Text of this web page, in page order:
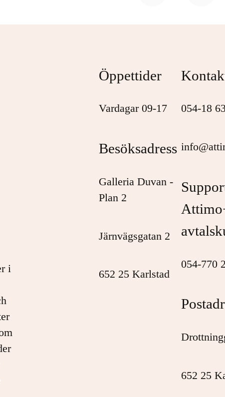
i
Öppettider
Vardagar 09-17
Besöksadress
Galleria Duvan -
Plan 2
Järnvägsgatan 2
652 25 Karlstad
054-18
054-770
652 25